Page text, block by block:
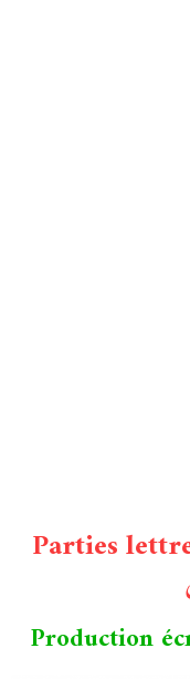
Parties
Production